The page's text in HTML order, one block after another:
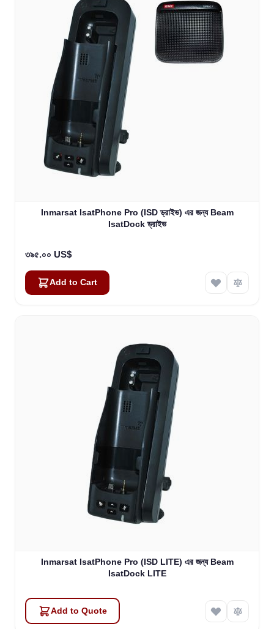
Inmarsat IsatPhone Pro (ISD ড্রাইভ) এর জন্য Beam
IsatDock ড্রাইভ
৩৯৫.০০ US$
Add to Cart
Inmarsat IsatPhone Pro (ISD LITE) এর জন্য Beam
IsatDock LITE
Add to Quote